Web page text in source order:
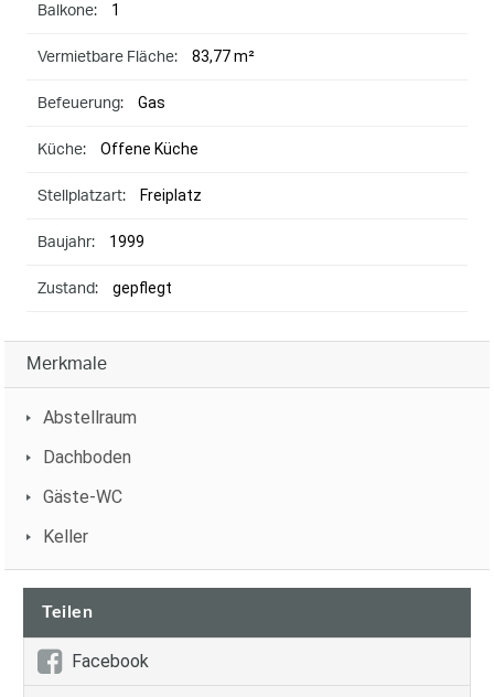
Balkone: 1
Vermietbare Fläche: 83,77 m²
Befeuerung: Gas
Küche: Offene Küche
Stellplatzart: Freiplatz
Baujahr: 1999
Zustand: gepflegt
Merkmale
Abstellraum
Dachboden
Gäste-WC
Keller
Teilen
Facebook